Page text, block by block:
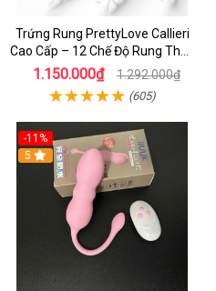
Trứng Rung PrettyLove Callieri
Cao Cấp – 12 Chế Độ Rung Thụt,
Remote Không Dây
1.150.000₫ 1.292.000₫
(605)
-11%
5